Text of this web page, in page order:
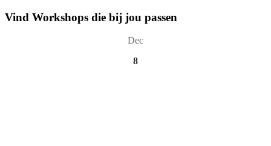
Vind Workshops die bij jou passen
Dec
8